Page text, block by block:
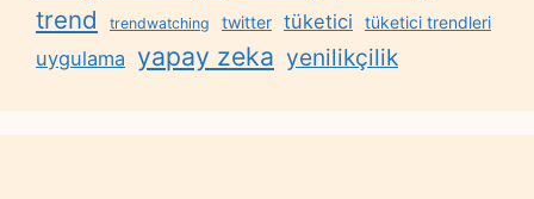
trend trendwatching twitter tüketici tüketici trendleri
uygulama yapay zeka yenilikçilik